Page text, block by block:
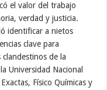
el valor del trabajo
verdad y justicia.
identificar a nietos
clave para
clandestinos de la
Universidad Nacional
Físico Químicas y